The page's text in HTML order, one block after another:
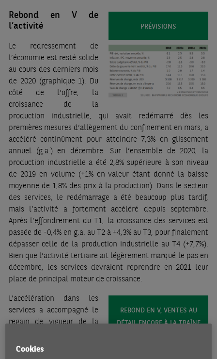
PRÉVISIONS
Rebond en V de
l’activité
Le redressement de
l’économie est resté solide
au cours des derniers mois
de 2020 (graphique 1). Du
côté de l’offre, la
croissance de la
production industrielle, qui avait redémarré dès les
premières mesures d’allègement du confinement en mars, a
accéléré continûment pour atteindre 7,3% en glissement
annuel (g.a.) en décembre. Sur l’ensemble de 2020, la
production industrielle a été 2,8% supérieure à son niveau
de 2019 en volume (+1% en valeur étant donné la baisse
moyenne de 1,8% des prix à la production). Dans le secteur
des services, le redémarrage a été beaucoup plus tardif,
mais l’activité a fortement accéléré depuis septembre.
Après l’effondrement du T1, la croissance des services est
passée de -0,4% en g.a. au T2 à +4,3% au T3, pour finalement
dépasser celle de la production industrielle au T4 (+7,7%).
Bien que l’activité tertiaire ait légèrement marqué le pas en
décembre, les services devraient reprendre en 2021 leur
place de principal moteur de croissance.
REBOND EN V, VENTES AU
DÉTAIL ENCORE À LA TRAÎNE
L’accélération dans les
services a accompagné le
regain de vigueur de la
Alors que le commerce par
Cookies